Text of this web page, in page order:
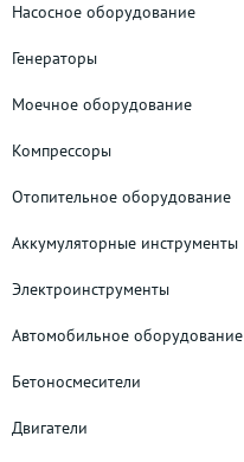
Насосное оборудование
Генераторы
Моечное оборудование
Компрессоры
Отопительное оборудование
Аккумуляторные инструменты
Электроинструменты
Автомобильное оборудование
Бетоносмесители
Двигатели